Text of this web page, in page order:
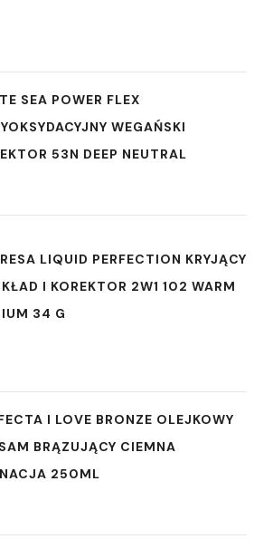
SEA POWER FLEX
WEGAŃSKI
53N DEEP NEUTRAL
LIQUID PERFECTION KRYJĄCY
I KOREKTOR 2W1 102 WARM
34 G
I LOVE BRONZE OLEJKOWY
BRĄZUJĄCY CIEMNA
250ML